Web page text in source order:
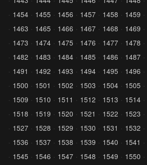
1454
1455 1456 1457 1458 1459
1463
1465 1466 1467 1468 1469
1473
1474 1475 1476 1477 1478
1482
1483 1484 1485 1486 1487
1491
1492 1493 1494 1495 1496
1500
1501 1502 1503 1504 1505
1509
1510 1511 1512 1513 1514
1518
1519 1520 1521 1522 1523
1527
1528 1529 1530 1531 1532
1536
1537 1538 1539 1540 1541
1545
1546 1547 1548 1549 1550